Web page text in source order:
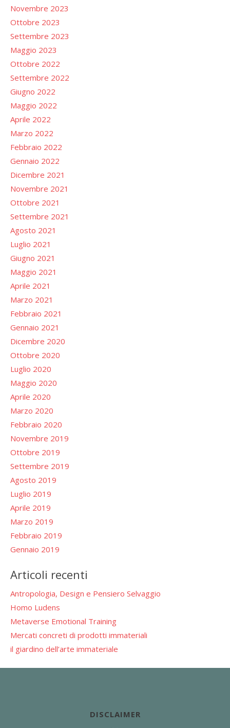
Novembre 2023
Ottobre 2023
Settembre 2023
Maggio 2023
Ottobre 2022
Settembre 2022
Giugno 2022
Maggio 2022
Aprile 2022
Marzo 2022
Febbraio 2022
Gennaio 2022
Dicembre 2021
Novembre 2021
Ottobre 2021
Settembre 2021
Agosto 2021
Luglio 2021
Giugno 2021
Maggio 2021
Aprile 2021
Marzo 2021
Febbraio 2021
Gennaio 2021
Dicembre 2020
Ottobre 2020
Luglio 2020
Maggio 2020
Aprile 2020
Marzo 2020
Febbraio 2020
Novembre 2019
Ottobre 2019
Settembre 2019
Agosto 2019
Luglio 2019
Aprile 2019
Marzo 2019
Febbraio 2019
Gennaio 2019
Articoli recenti
Antropologia, Design e Pensiero Selvaggio
Homo Ludens
Metaverse Emotional Training
Mercati concreti di prodotti immateriali
il giardino dell’arte immateriale
DISCLAIMER